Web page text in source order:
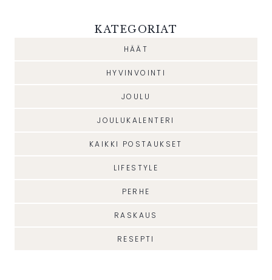
KATEGORIAT
HÄÄT
HYVINVOINTI
JOULU
JOULUKALENTERI
KAIKKI POSTAUKSET
LIFESTYLE
PERHE
RASKAUS
RESEPTI